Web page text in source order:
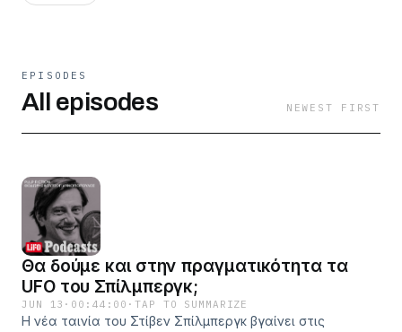
EPISODES
All episodes NEWEST FIRST
Θα δούμε και στην πραγματικότητα τα
UFO του Σπίλμπεργκ;
JUN 13 · 00:44:00 ·TAP TO SUMMARIZE
Η νέα ταινία του Στίβεν Σπίλμπεργκ βγαίνει στις